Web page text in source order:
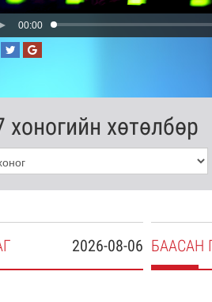
00:00
хоногийн хөтөлбөр
2026-08-06 БААСАН